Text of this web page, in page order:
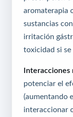
aromaterapia
sustancias
irritación
toxicidad si se
Interacciones
potenciar el
(aumentando
interaccionar